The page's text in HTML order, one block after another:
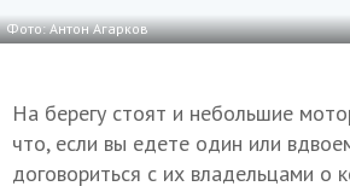
Фото: Антон Агарков
На берегу стоят и небольшие
что, если вы едете один или
договориться с их владельцами о